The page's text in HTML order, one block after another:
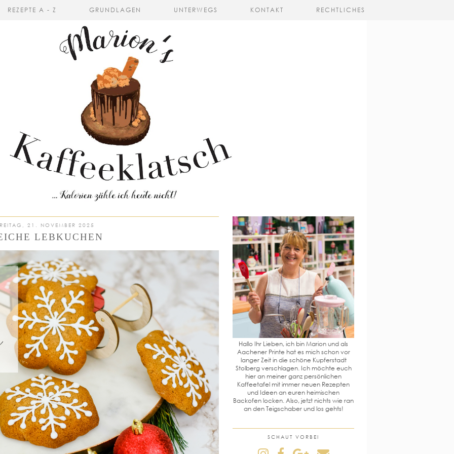
REZEPTE A - Z GRUNDLAGEN UNTERWEGS KONTAKT RECHTLICHES
21. NOVEMBER 2025
LEBKUCHEN
Hallo Ihr Lieben, ich bin Marion und als
Aachener Printe hat es mich schon vor
langer Zeit in die schöne Kupferstadt
Stolberg verschlagen. Ich möchte euch
hier an meiner ganz persönlichen
Kaffeetafel mit immer neuen Rezepten
und Ideen an euren heimischen
Backofen locken. Also, jetzt nichts wie ran
an den Teigschaber und los gehts!
SCHAUT VORBEI